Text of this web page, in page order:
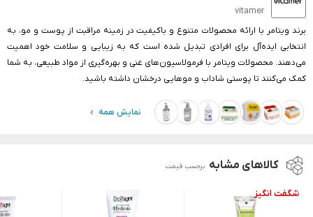
vitamer
برند ویتامر با ارائه محصولات متنوع و باکیفیت در زمینه مراقبت از پوست و مو، به
انتخابی ایده‌آل برای افرادی تبدیل شده است که به زیبایی و سلامت خود اهمیت
می‌دهند. محصولات ویتامر با فرمولاسیون‌های غنی و بهره‌گیری از مواد طبیعی، به شما
کمک می‌کنند تا پوستی شاداب و موهایی درخشان داشته باشید.
نمایش همه
کالاهای مشابه برحسب قیمت